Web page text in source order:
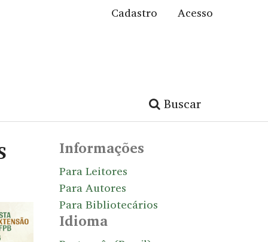
Buscar
Cadastro Acesso
Informações
Para Leitores
Para Autores
Para Bibliotecários
Idioma